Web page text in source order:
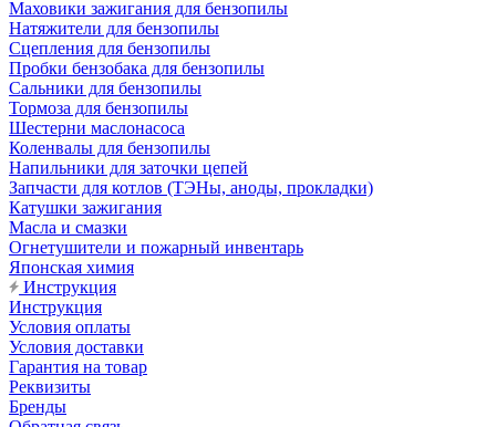
Маховики зажигания для бензопилы
Натяжители для бензопилы
Сцепления для бензопилы
Пробки бензобака для бензопилы
Сальники для бензопилы
Тормоза для бензопилы
Шестерни маслонасоса
Коленвалы для бензопилы
Напильники для заточки цепей
Запчасти для котлов (ТЭНы, аноды, прокладки)
Катушки зажигания
Масла и смазки
Огнетушители и пожарный инвентарь
Японская химия
Инструкция
Инструкция
Условия оплаты
Условия доставки
Гарантия на товар
Реквизиты
Бренды